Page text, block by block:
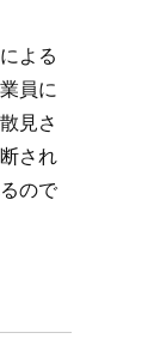
よる
員に
見さ
され
ので